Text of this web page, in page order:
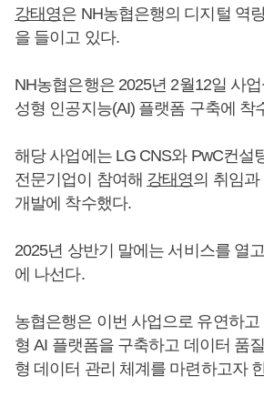
강태영은 NH농협은행의 디지털 역
을 들이고 있다.
NH농협은행은 2025년 2월12일 사
성형 인공지능(AI) 플랫폼 구축에 착
해당 사업에는 LG CNS와 PwC컨설
전문기업이 참여해 강태영의 취임과
개발에 착수했다.
2025년 상반기 말에는 서비스를 열
에 나선다.
농협은행은 이번 사업으로 유연하
형 AI 플랫폼을 구축하고 데이터 품
형 데이터 관리 체계를 마련하고자